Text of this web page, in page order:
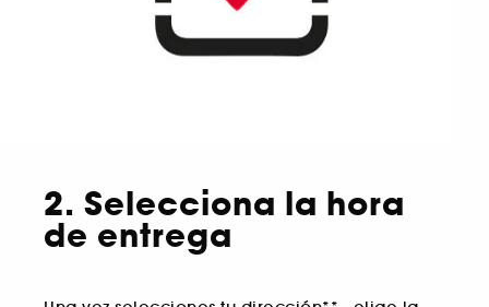
2. Selecciona la hora
de entrega